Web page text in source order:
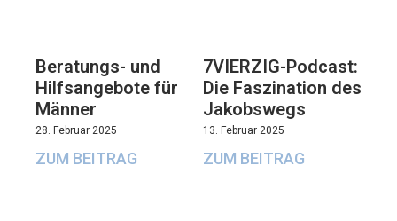
Beratungs- und
Hilfsangebote für
Männer
28. Februar 2025
ZUM BEITRAG
7VIERZIG-Podcast:
Die Faszination des
Jakobswegs
13. Februar 2025
ZUM BEITRAG